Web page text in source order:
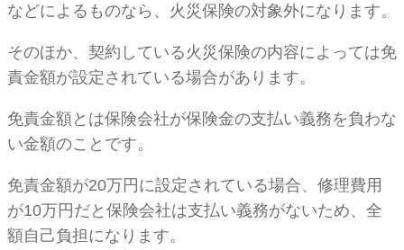
などによるものなら、火災保険の対象外になります。
そのほか、契約している火災保険の内容によっては免
責金額が設定されている場合があります。
免責金額とは保険会社が保険金の支払い義務を負わな
い金額のことです。
免責金額が20万円に設定されている場合、修理費用
が10万円だと保険会社は支払い義務がないため、全
額自己負担になります。